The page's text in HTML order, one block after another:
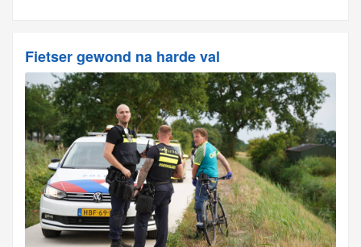
Fietser gewond na harde val